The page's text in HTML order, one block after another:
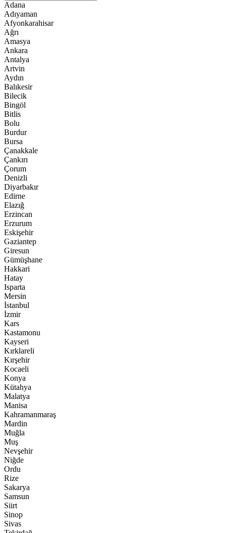
Adana
Adıyaman
Afyonkarahisar
Ağrı
Amasya
Ankara
Antalya
Artvin
Aydın
Balıkesir
Bilecik
Bingöl
Bitlis
Bolu
Burdur
Bursa
Çanakkale
Çankırı
Çorum
Denizli
Diyarbakır
Edirne
Elazığ
Erzincan
Erzurum
Eskişehir
Gaziantep
Giresun
Gümüşhane
Hakkari
Hatay
Isparta
Mersin
İstanbul
İzmir
Kars
Kastamonu
Kayseri
Kırklareli
Kırşehir
Kocaeli
Konya
Kütahya
Malatya
Manisa
Kahramanmaraş
Mardin
Muğla
Muş
Nevşehir
Niğde
Ordu
Rize
Sakarya
Samsun
Siirt
Sinop
Sivas